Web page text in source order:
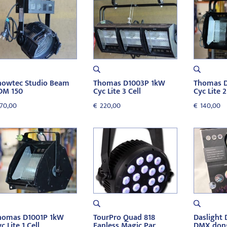
Studio Beam
150
Thomas D1003P 1kW
Cyc Lite 3 Cell
€ 220,00
Thomas
Cyc Lite
€ 140,00
D1001P 1kW TourPro Quad 818 Daslight